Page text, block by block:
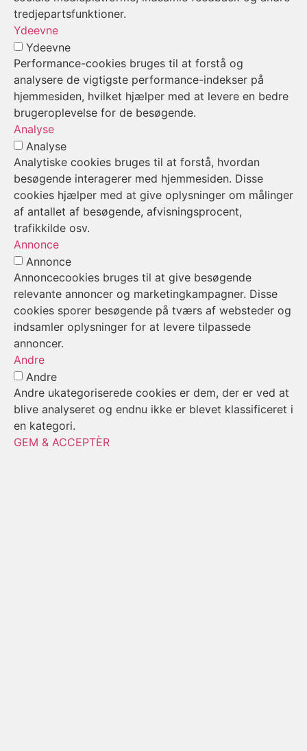
tredjepartsfunktioner.
Ydeevne
Ydeevne
Performance-cookies bruges til at forstå og
analysere de vigtigste performance-indekser på
hjemmesiden, hvilket hjælper med at levere en bedre
brugeroplevelse for de besøgende.
Analyse
Analyse
Analytiske cookies bruges til at forstå, hvordan
besøgende interagerer med hjemmesiden. Disse
cookies hjælper med at give oplysninger om målinger
af antallet af besøgende, afvisningsprocent,
trafikkilde osv.
Annonce
Annonce
Annoncecookies bruges til at give besøgende
relevante annoncer og marketingkampagner. Disse
cookies sporer besøgende på tværs af websteder og
indsamler oplysninger for at levere tilpassede
annoncer.
Andre
Andre
Andre ukategoriserede cookies er dem, der er ved at
blive analyseret og endnu ikke er blevet klassificeret i
en kategori.
GEM & ACCEPTÈR